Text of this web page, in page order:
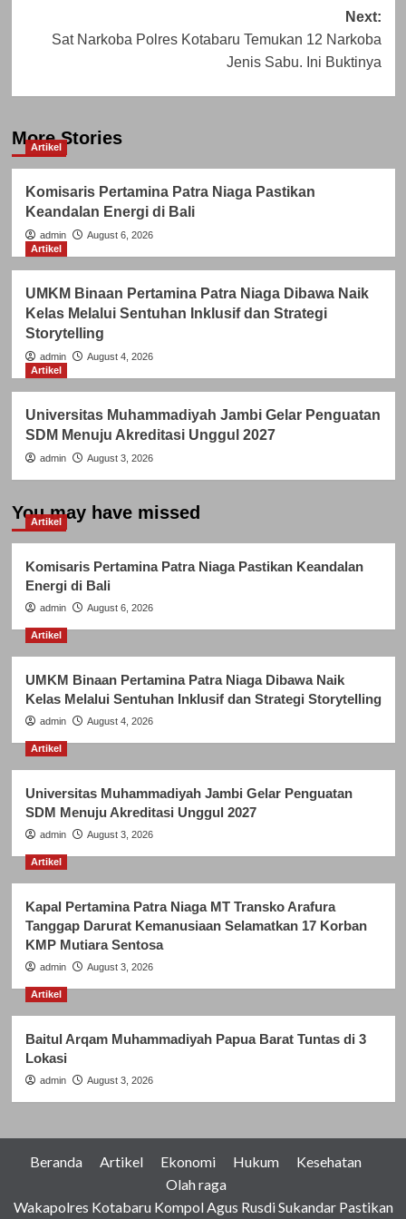
Next:
Sat Narkoba Polres Kotabaru Temukan 12 Narkoba
Jenis Sabu. Ini Buktinya
More Stories
Artikel
Komisaris Pertamina Patra Niaga Pastikan
Keandalan Energi di Bali
admin
August 6, 2026
Artikel
UMKM Binaan Pertamina Patra Niaga Dibawa Naik
Kelas Melalui Sentuhan Inklusif dan Strategi
Storytelling
admin
August 4, 2026
Artikel
Universitas Muhammadiyah Jambi Gelar Penguatan
SDM Menuju Akreditasi Unggul 2027
admin August 3, 2026
You may have missed
Artikel
Komisaris Pertamina Patra Niaga Pastikan Keandalan
Energi di Bali
admin August 6, 2026
Artikel
UMKM Binaan Pertamina Patra Niaga Dibawa Naik
Kelas Melalui Sentuhan Inklusif dan Strategi Storytelling
admin August 4, 2026
Artikel
Universitas Muhammadiyah Jambi Gelar Penguatan
SDM Menuju Akreditasi Unggul 2027
admin August 3, 2026
Artikel
Kapal Pertamina Patra Niaga MT Transko Arafura
Tanggap Darurat Kemanusiaan Selamatkan 17 Korban
KMP Mutiara Sentosa
admin August 3, 2026
Artikel
Baitul Arqam Muhammadiyah Papua Barat Tuntas di 3
Lokasi
admin August 3, 2026
Beranda Artikel Ekonomi Hukum
Kesehatan
Olah raga
Wakapolres Kotabaru Kompol Agus Rusdi Sukandar Pastikan